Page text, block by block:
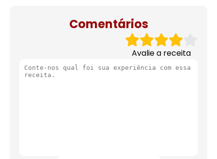
Comentários
Avalie a receita